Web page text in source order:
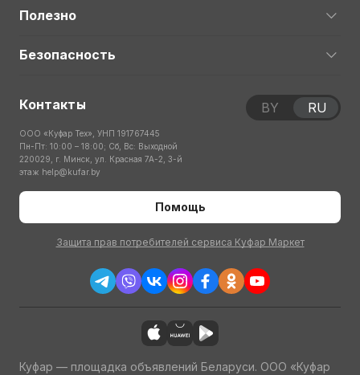
Полезно
Безопасность
Контакты
ООО «Куфар Тех», УНП 191767445
Пн-Пт: 10:00 – 18:00; Сб, Вс: Выходной
220029, г. Минск, ул. Красная 7А-2, 3-й
этаж help@kufar.by
Помощь
Защита прав потребителей сервиса Куфар Маркет
BY RU
Куфар — площадка объявлений Беларуси. ООО «Куфар